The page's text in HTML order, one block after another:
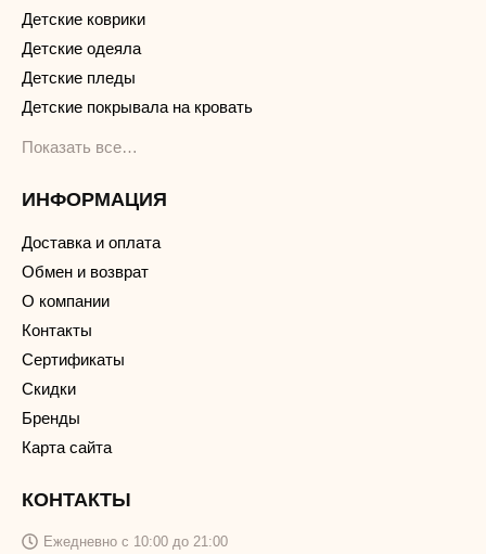
Детские коврики
Детские одеяла
Детские пледы
Детские покрывала на кровать
Показать все…
ИНФОРМАЦИЯ
Доставка и оплата
Обмен и возврат
О компании
Контакты
Сертификаты
Скидки
Бренды
Карта сайта
КОНТАКТЫ
Ежедневно с 10:00 до 21:00